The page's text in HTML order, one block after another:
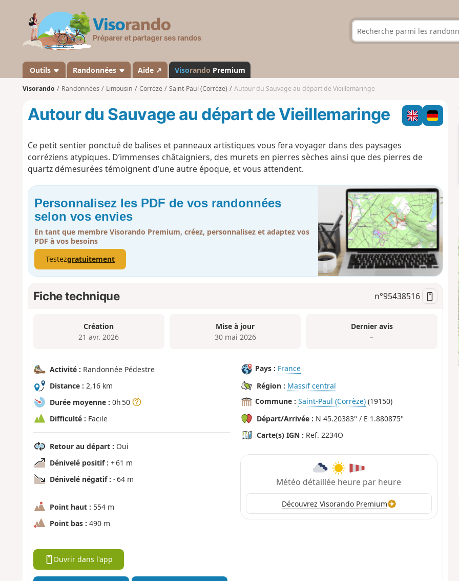
s
a
n
d
Outils Randonnées Aide ↗ Visorando Premium
Visorando Randonnées Limousin Corrèze Saint-Paul (Corrèze) Autour du Sauvage au départ de Vieillemaringe
Autour du Sauvage au départ de Vieillemaringe
Ce petit sentier ponctué de balises et panneaux artistiques vous fera voyager dans des paysages
corréziens atypiques. D’immenses châtaigniers, des murets en pierres sèches ainsi que des pierres de
quartz démesurées témoignent d’une autre époque, et vous attendent.
Personnalisez les PDF de vos randonnées
selon vos envies
En tant que membre Visorando Premium, créez, personnalisez et adaptez vos
PDF à vos besoins
Testezgratuitement
Fiche technique n°95438516
Création
21 avr. 2026
Mise à jour
30 mai 2026
Dernier avis
–
Activité : Randonnée Pédestre
Distance : 2,16 km
Durée moyenne : 0h 50
Difficulté : Facile
Retour au départ : Oui
Dénivelé positif : + 61 m
Dénivelé négatif : - 64 m
Point haut : 554 m
Point bas : 490 m
Pays : France
Région : Massif central
Commune : Saint-Paul (Corrèze) (19150)
Départ/Arrivée : N 45.20383° / E 1.880875°
Carte(s) IGN : Ref. 2234O
Météo détaillée heure par heure
Découvrez Visorando Premium
Ouvrir dans l'app